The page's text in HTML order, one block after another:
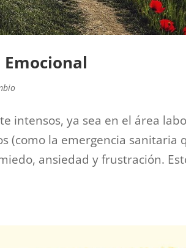
intensos, ya sea en el área
(como la emergencia sanitaria
ansiedad y frustración.